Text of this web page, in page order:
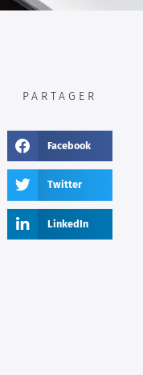
PARTAGER
Facebook
Twitter
LinkedIn